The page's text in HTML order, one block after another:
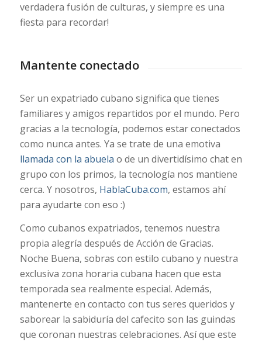
verdadera fusión de culturas, y siempre es una
fiesta para recordar!
Mantente conectado
Ser un expatriado cubano significa que tienes
familiares y amigos repartidos por el mundo. Pero
gracias a la tecnología, podemos estar conectados
como nunca antes. Ya se trate de una emotiva
llamada con la abuela o de un divertidísimo chat en
grupo con los primos, la tecnología nos mantiene
cerca. Y nosotros, HablaCuba.com, estamos ahí
para ayudarte con eso :)
Como cubanos expatriados, tenemos nuestra
propia alegría después de Acción de Gracias.
Noche Buena, sobras con estilo cubano y nuestra
exclusiva zona horaria cubana hacen que esta
temporada sea realmente especial. Además,
mantenerte en contacto con tus seres queridos y
saborear la sabiduría del cafecito son las guindas
que coronan nuestras celebraciones. Así que este